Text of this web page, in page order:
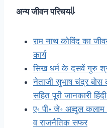
अन्य जीवन परिचय⇓
राम नाथ कोविंद का
कार्य
सिख धर्म के दसवें गुरु
नेताजी सुभाष चंद्र बोस
सहित पूरी जानकारी
ए॰ पी॰ जे॰ अब्दुल कलाम
व राजनैतिक सफर